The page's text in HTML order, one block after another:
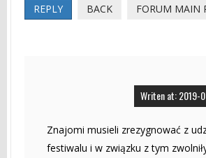
REPLY BACK FORUM MAIN
Writen at: 2019-
Znajomi musieli zrezygnować z
festiwalu i w związku z tym